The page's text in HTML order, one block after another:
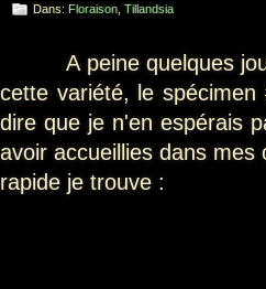
Dans: Floraison Tillandsia
A peine quelques jours
cette variété, le
dire que je n'en espérais
avoir accueillies dans mes
rapide je trouve :